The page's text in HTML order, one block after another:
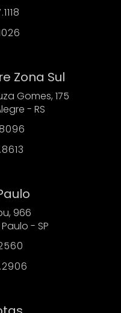
Zona Sul
Gomes, 175
- RS
966
- SP